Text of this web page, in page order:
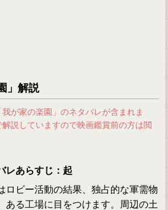
」解説
が家の楽園」のネタバレが含まれま
説していますので映画鑑賞前の方は閲
レあらすじ：起
ロビー活動の結果、独占的な軍需物
ある工場に目をつけます。周辺の土